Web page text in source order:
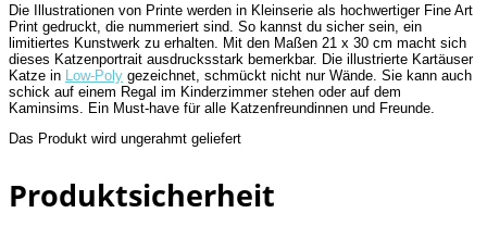
Die Illustrationen von Printe werden in Kleinserie als hochwertiger Fine Art
Print gedruckt, die nummeriert sind. So kannst du sicher sein, ein
limitiertes Kunstwerk zu erhalten. Mit den Maßen 21 x 30 cm macht sich
dieses Katzenportrait ausdrucksstark bemerkbar. Die illustrierte Kartäuser
Katze in
Low-Poly gezeichnet, schmückt nicht nur Wände. Sie kann auch
schick auf einem Regal im Kinderzimmer stehen oder auf dem
Kaminsims. Ein Must-have für alle Katzenfreundinnen und Freunde.
Das Produkt wird ungerahmt geliefert
Produktsicherheit